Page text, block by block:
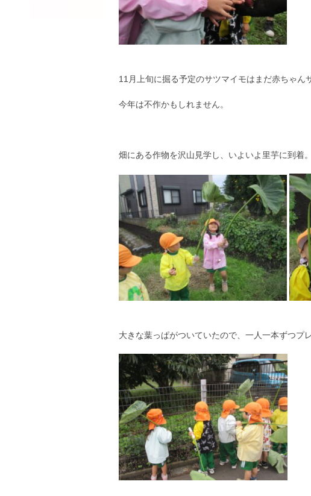
11月上旬に掘る予定のサツマイモはまだ赤ちゃん
今年は不作かもしれません。
畑にある作物を沢山見学し、いよいよ里芋に到着。
大きな葉っぱがついていたので、一人一本ずつプ